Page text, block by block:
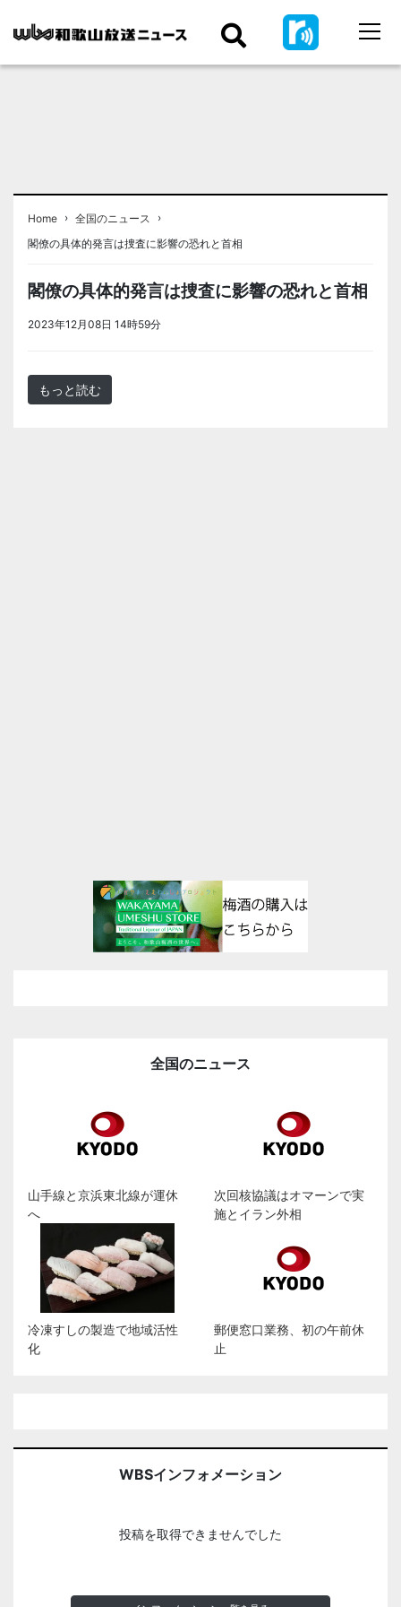
Home › 全国のニュース
›
閣僚の具体的発言は捜査に影響の恐れと首相
閣僚の具体的発言は捜査に影響の恐れと首相
2023年12月08日 14時59分
もっと読む
全国のニュース
山手線と京浜東北線が運休
へ
次回核協議はオマーンで実
施とイラン外相
冷凍すしの製造で地域活性
化
郵便窓口業務、初の午前休
止
WBSインフォメーション
投稿を取得できませんでした